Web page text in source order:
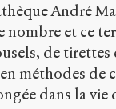
André
nombre et ce
de tirettes
méthodes de
dans la